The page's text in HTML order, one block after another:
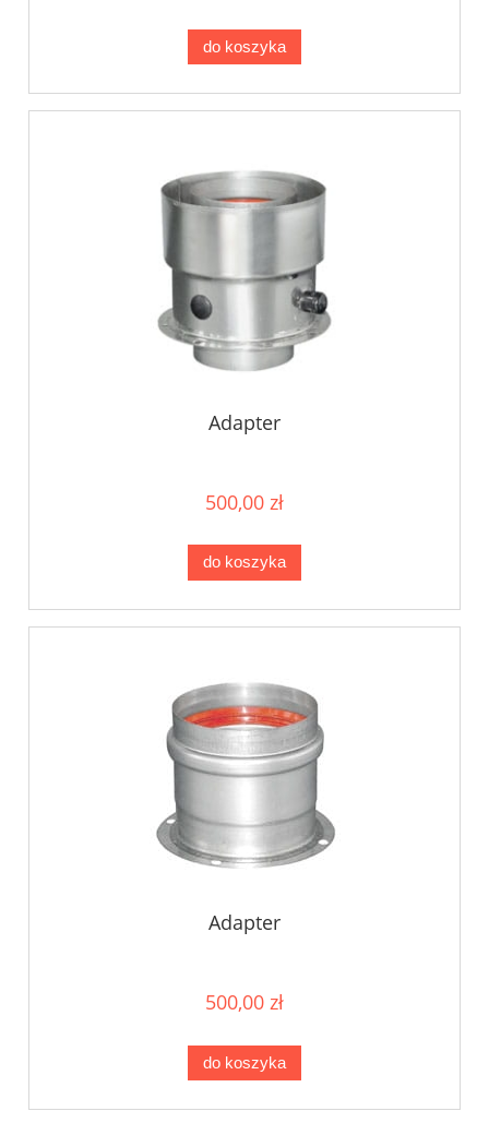
do koszyka
Adapter
500,00 zł
do koszyka
Adapter
500,00 zł
do koszyka